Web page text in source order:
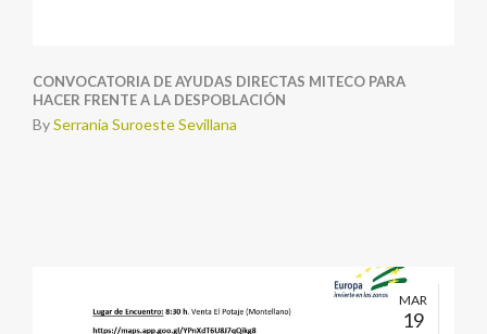
CONVOCATORIA DE AYUDAS DIRECTAS MITECO PARA
HACER FRENTE A LA DESPOBLACIÓN
BySerrania Suroeste Sevillana
MAR
19